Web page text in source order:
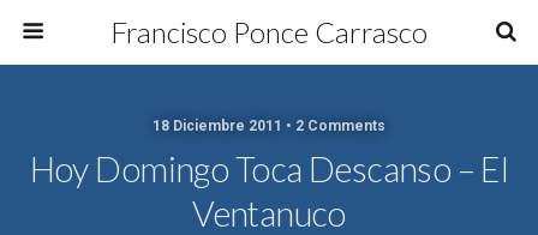
Francisco Ponce Carrasco
18 Diciembre 2011 • 2 Comments
Hoy Domingo Toca Descanso – El
Ventanuco